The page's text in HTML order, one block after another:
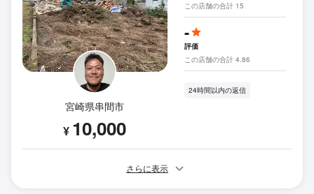
宮崎県串間市
¥ 10,000
この店舗の合計 15
-
評価
この店舗の合計 4.86
24時間以内の返信
さらに表示